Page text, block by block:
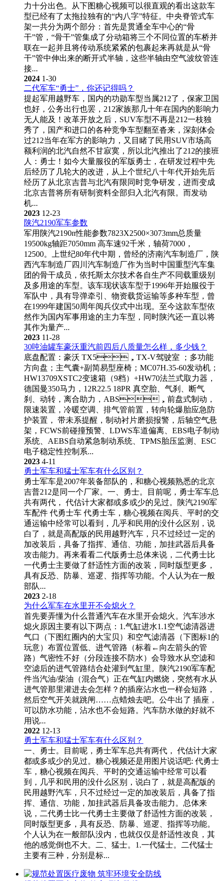
力十分出色。从下图糖心视频可以很直观的看出这款车
型已经有了太拖拉独有的“内八字”特征。中央脊管式车
架一共分为两个部分：首先是贯通全车中心的“骨
干”管，“骨干”管集成了分动箱将三个不同位置的车桥并
联在一起并且将传动系统紧紧的包裹起来再就是从“骨
干”管中伸出来的断开式半轴，这些半轴由空气波纹管连
接...
2024 1-30
二代军车“勇士”，你还记得吗？
提起军用越野车，国内的功勋车型当属212了，保家卫国
也好，公务出行也罢，212家族那几十年在国内的影响力
无人能及！改革开放之后，SUV车型不再是212一枝独
秀了，国产和进口的各种竞争车型翻至沓来，深刻体会
过212当年在军方的影响力，又目睹了民用SUV市场高
额利润的北汽自然不甘寂寞，所以北汽推出了212的接班
人：勇士！如今大量服役的军版勇士，在研发过程中先
后经历了几轮大的改进，从上个世纪八十年代开始先后
经历了从北京吉普与北汽有限同时竞争研发，进而变成
北京吉普将所有研制资料全部归入北汽有限。而发动
机...
2023 12-23
陕汽2190军车参数
军用陕汽2190n性能参数7823X2500×3073mm总质量
19500kg轴距7050mm 高车速92千米，轴荷7000，
12500。上世纪80年代中期，曾经的济南汽车制造厂，陕
西汽车制造厂四川汽车制造厂作为当时中国重型汽车集
团的骨干成员，依托斯太尔技术各自生产不同载重级别
及多用途的车型。该车现状该车型于1996年开始服役于
军队中，具有导弹牵引、物资载货运输等多种车型，曾
在1999年建国50周年阅兵仪式中出现。至今这款车型依
然作为国内军事用途的主力车型，同时陕汽还一直以将
其作为量产...
2023 11-28
30吨油罐车豪沃重汽前四后八质量怎么样，多少钱？
底盘配置：豪沃 TX5，TX-V驾驶室 ；多功能
方向盘；主气囊+副简易型座椅；MC07H.35-60发动机；
HW13709XSTC2变速箱（9档）+HW70法兰式取力器，
德国曼350马力，12R22.5 18PR 真空胎、气刹、断气
刹、动转，离合助力，ABS，前盘式制动，
限速装置，冷暖空调、排气管前置，转向轮爆胎应急防
护装置， 带未系提醒，制动衬片磨损报警，后轴空气悬
架，FCWS前碰撞预警、LDWS车道偏离、EBS电子制动
系统、AEBS自动紧急制动系统、TPMS胎压监测、ESC
电子稳定性控制系...
2023 4-11
勇士军车和猛士军车有什么区别？
勇士军车是2007年装备部队的，和糖心视频熟悉的北京
吉普212是同一个厂家。一、勇士。目前呢，勇士军车总
共有两代， 代估计大家都或多或少的见过。陕汽2190军
车配件 代勇士车 代勇士车，糖心视频在阅兵、平时的交
通运输中经常可以看到，几乎和民用的没什么区别，说
白了，就是高配版的民用越野汽车，只不过经过一定的
加改装后，具备了指挥、通信、功能，加挂武器后具备
攻击能力。再来看看二代版勇士总体来说，二代勇士比
一代勇士主要做了舒适性方面的改装，同时版型更多，
具有反恐、防暴、巡逻、指挥等功能。个人认为在一般
部队...
2023 2-18
为什么军车在水里开不会熄火？
首先要弄懂为什么普通汽车在水里开会熄火。汽车涉水
熄火原因主要有以下两点：1.气缸进水1.1空气滤清器进
气口（下图红圈内的大宝贝）和空气滤清器（下图标1的
玩意）布置位置低、进气管路（标着←向左箭头的管
路）气密性不好（分段连接不防水）会导致水从空滤和
空滤后的进气管路结合处灌到气缸里。陕汽2190军车配
件当汽油/柴油（混合气）正在气缸内燃烧，突然有水从
进气管那里灌进去会怎样？的插座沾水也一样会短路，
然后空气开关就跳闸……点蜡烛去吧。公牛出了 插座，
可以防水功能，沾水也不会短路。汽车防水做的好就不
用说...
2022 12-13
勇士军车和猛士军车有什么区别？
一、勇士。目前呢，勇士军车总共有两代， 代估计大家
都或多或少的见过。糖心视频还是用图片说话吧: 代勇士
车，糖心视频在阅兵、平时的交通运输中经常可以看
到，几乎和民用的没什么区别，说白了，就是高配版的
民用越野汽车，只不过经过一定的加改装后，具备了指
挥、通信、功能，加挂武器后具备攻击能力。总体来
说，二代勇士比一代勇士主要做了舒适性方面的改装，
同时版型更多，具有反恐、防暴、巡逻、指挥等功能。
个人认为在一般部队没内，也就仅仅是舒适性改良，其
他的感觉倒也不大。二、猛士。1.一代猛士。二代猛士
主要有三种，分别是标...